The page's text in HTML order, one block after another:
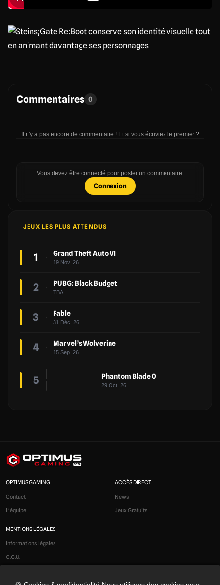
Commentaires 0
Il n'y a pas encore de commentaire ! Et si vous écriviez le premier ?
Vous devez être connecté pour poster un commentaire.
Connexion
JEUX LES PLUS ATTENDUS
1 Grand Theft Auto VI
19 Nov. 26
2 PUBG: Black Budget
TBA
3 Fable
31 Déc. 26
4 Marvel’s Wolverine
15 Sep. 26
5 Phantom Blade 0
29 Oct. 26
OPTIMUS GAMING
Contact
L'équipe
ACCÈS DIRECT
News
Jeux Gratuits
MENTIONS LÉGALES
Informations légales
C.G.U.